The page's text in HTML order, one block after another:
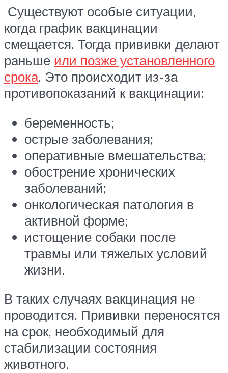
Существуют особые ситуации,
когда график вакцинации
смещается. Тогда прививки делают
раньше или позже установленного
срока. Это происходит из-за
противопоказаний к вакцинации:
беременность;
острые заболевания;
оперативные вмешательства;
обострение хронических
заболеваний;
онкологическая патология в
активной форме;
истощение собаки после
травмы или тяжелых условий
жизни.
В таких случаях вакцинация не
проводится. Прививки переносятся
на срок, необходимый для
стабилизации состояния
животного.